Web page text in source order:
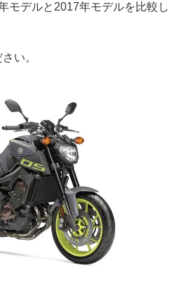
モデルと2017年モデルを比較し
い。